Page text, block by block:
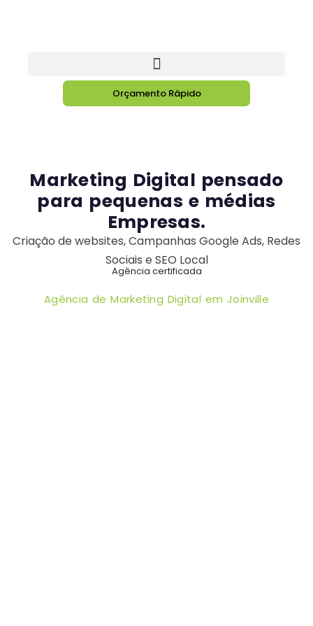
Orçamento Rápido
Marketing Digital pensado
para pequenas e médias
Empresas.
Criação de websites, Campanhas Google Ads, Redes
Sociais e SEO Local
Agência certificada
Agência de Marketing Digital em Joinville